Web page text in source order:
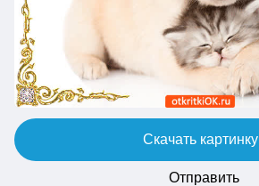
Скачать картинку
Отправить